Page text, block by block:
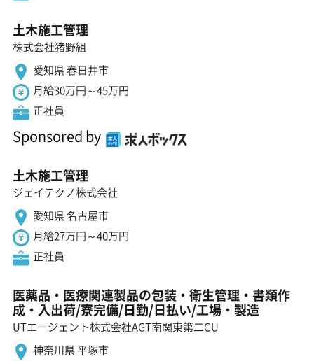
土木施工管理
株式会社猪野組
愛知県 春日井市
月給30万円～45万円
正社員
Sponsored by
土木施工管理
ジェイテクノ株式会社
愛知県 名古屋市
月給27万円～40万円
正社員
医薬品・医療関連製品の包装・衛生管理・書類作
成・入出荷/寮完備/日勤/日払い/工場・製造
UTエージェント株式会社AGT南関東第二CU
神奈川県 平塚市